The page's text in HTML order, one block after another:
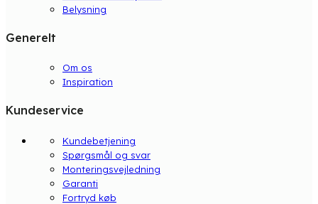
Belysning
Generelt
Om os
Inspiration
Kundeservice
Kundebetjening
Spørgsmål og svar
Monteringsvejledning
Garanti
Fortryd køb